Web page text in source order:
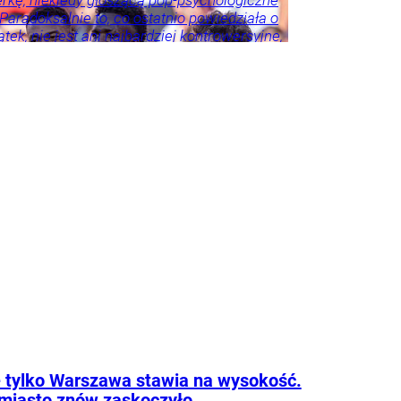
to, co ostatnio powiedziała o
nie jest ani najbardziej kontrowersyjne,
tylko Warszawa stawia na wysokość.